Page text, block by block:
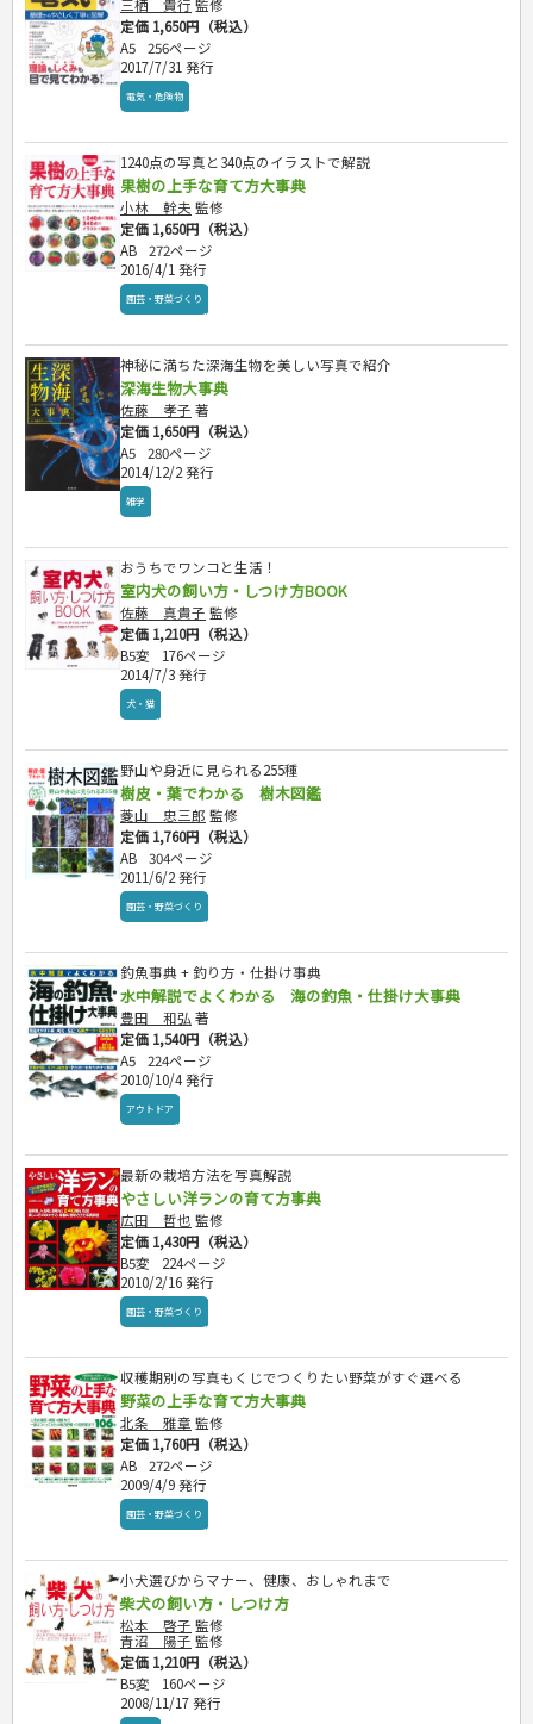
三栖 貴行 監修
定価 1,650円（税込）
A5
256ページ
2017/7/31 発行
電気・危険物
1240点の写真と340点のイラストで解説
果樹の上手な育て方大事典
小林 幹夫 監修
定価 1,650円（税込）
AB
272ページ
2016/4/1 発行
園芸・野菜づくり
神秘に満ちた深海生物を美しい写真で紹介
深海生物大事典
佐藤 孝子 著
定価 1,650円（税込）
A5
280ページ
2014/12/2 発行
雑学
おうちでワンコと生活！
室内犬の飼い方・しつけ方BOOK
佐藤 真貴子 監修
定価 1,210円（税込）
B5変
176ページ
2014/7/3 発行
犬・猫
野山や身近に見られる255種
樹皮・葉でわかる 樹木図鑑
菱山 忠三郎 監修
定価 1,760円（税込）
AB
304ページ
2011/6/2 発行
園芸・野菜づくり
釣魚事典 + 釣り方・仕掛け事典
水中解説でよくわかる 海の釣魚・仕掛け大事典
豊田 和弘著
定価 1,540円（税込）
A5
224ページ
2010/10/4 発行
アウトドア
最新の栽培方法を写真解説
やさしい洋ランの育て方事典
広田 哲也 監修
定価 1,430円（税込）
B5変
224ページ
2010/2/16 発行
園芸・野菜づくり
収穫期別の写真もくじでつくりたい野菜がすぐ選べる
野菜の上手な育て方大事典
北条 雅章 監修
定価 1,760円（税込）
AB
272ページ
2009/4/9 発行
園芸・野菜づくり
小犬選びからマナー、健康、おしゃれまで
柴犬の飼い方・しつけ方
松本 啓子 監修
青沼 陽子 監修
定価 1,210円（税込）
B5変
160ページ
2008/11/17 発行